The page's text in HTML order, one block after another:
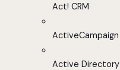
Act! CRM
ActiveCampaign
Active Directory